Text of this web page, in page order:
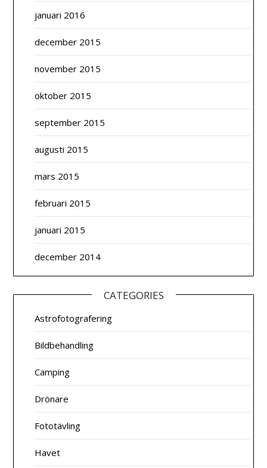
januari 2016
december 2015
november 2015
oktober 2015
september 2015
augusti 2015
mars 2015
februari 2015
januari 2015
december 2014
CATEGORIES
Astrofotografering
Bildbehandling
Camping
Drönare
Fototävling
Havet